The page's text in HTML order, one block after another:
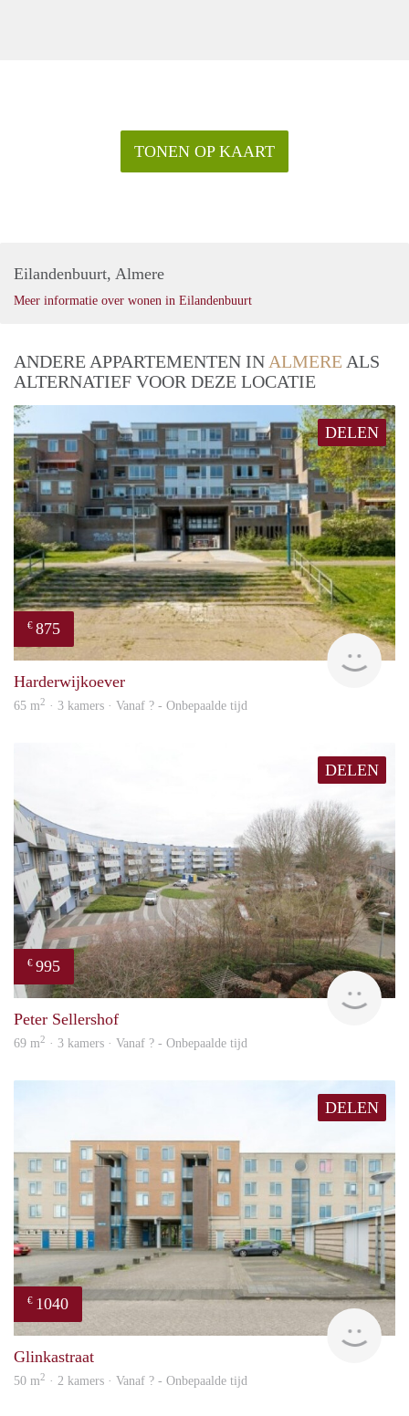
TONEN OP KAART
Eilandenbuurt, Almere
Meer informatie over wonen in Eilandenbuurt
ANDERE APPARTEMENTEN IN ALMERE ALS
ALTERNATIEF VOOR DEZE LOCATIE
DELEN
€ 875
Harderwijkoever
65 m2 · 3 kamers · Vanaf ? - Onbepaalde tijd
DELEN
€ 995
Peter Sellershof
69 m2 · 3 kamers · Vanaf ? - Onbepaalde tijd
DELEN
€ 1040
Glinkastraat
50 m2 · 2 kamers · Vanaf ? - Onbepaalde tijd